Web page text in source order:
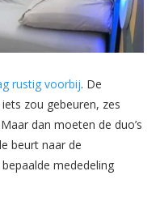
rustig voorbij. De
zou gebeuren, zes
dan moeten de duo’s
beurt naar de
mededeling